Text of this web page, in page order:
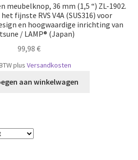
meubelknop, 36 mm (1,5 “) ZL-1902.
fijnste RVS V4A (SUS316) voor
en hoogwaardige inrichting van
/ LAMP® (Japan)
99,98 €
plus Versandkosten
aan winkelwagen